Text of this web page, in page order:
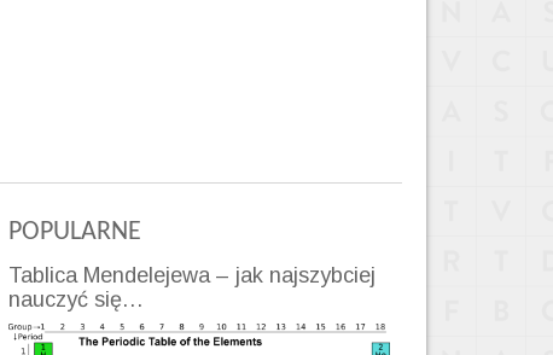
POPULARNE
Tablica Mendelejewa – jak najszybciej
nauczyć się…